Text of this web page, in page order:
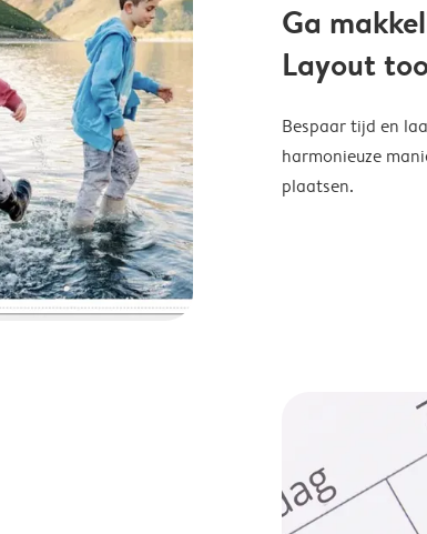
Ga
Layout
Bespaar tijd en
harmonieuze
plaatsen.